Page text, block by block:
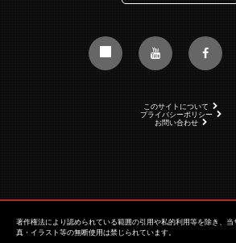
このサイトについて
プライバシーポリシー
お問い合わせ
著作権法により認められている範囲の引用や私的利用等を除き、
真・イラスト等の無断使用は禁じられています。